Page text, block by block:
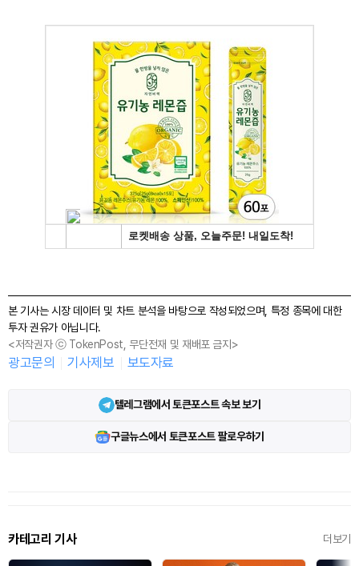
본 기사는 시장 데이터 및 차트 분석을 바탕으로 작성되었으며, 특정 종목에 대한
투자 권유가 아닙니다.
<저작권자 ⓒ TokenPost, 무단전재 및 재배포 금지>
광고문의 기사제보 보도자료
텔레그램에서 토큰포스트 속보 보기
구글뉴스에서 토큰포스트 팔로우하기
카테고리 기사 더보기